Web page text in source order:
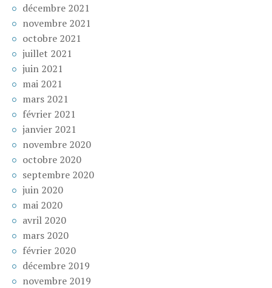
décembre 2021
novembre 2021
octobre 2021
juillet 2021
juin 2021
mai 2021
mars 2021
février 2021
janvier 2021
novembre 2020
octobre 2020
septembre 2020
juin 2020
mai 2020
avril 2020
mars 2020
février 2020
décembre 2019
novembre 2019